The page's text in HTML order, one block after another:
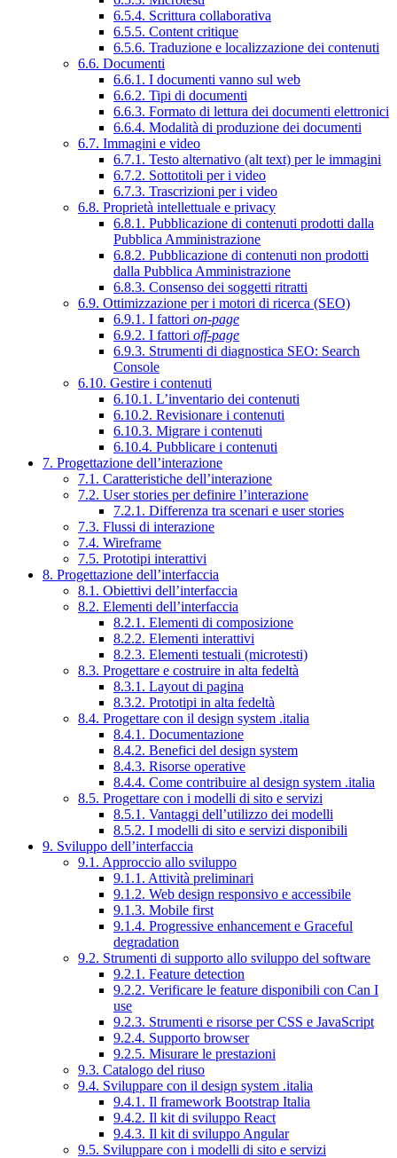
6.5.4. Scrittura collaborativa
6.5.5. Content critique
6.5.6. Traduzione e localizzazione dei contenuti
6.6. Documenti
6.6.1. I documenti vanno sul web
6.6.2. Tipi di documenti
6.6.3. Formato di lettura dei documenti elettronici
6.6.4. Modalità di produzione dei documenti
6.7. Immagini e video
6.7.1. Testo alternativo (alt text) per le immagini
6.7.2. Sottotitoli per i video
6.7.3. Trascrizioni per i video
6.8. Proprietà intellettuale e privacy
6.8.1. Pubblicazione di contenuti prodotti dalla
Pubblica Amministrazione
6.8.2. Pubblicazione di contenuti non prodotti
dalla Pubblica Amministrazione
6.8.3. Consenso dei soggetti ritratti
6.9. Ottimizzazione per i motori di ricerca (SEO)
6.9.1. I fattori on-page
6.9.2. I fattori off-page
6.9.3. Strumenti di diagnostica SEO: Search
Console
6.10. Gestire i contenuti
6.10.1. L’inventario dei contenuti
6.10.2. Revisionare i contenuti
6.10.3. Migrare i contenuti
6.10.4. Pubblicare i contenuti
7. Progettazione dell’interazione
7.1. Caratteristiche dell’interazione
7.2. User stories per definire l’interazione
7.2.1. Differenza tra scenari e user stories
7.3. Flussi di interazione
7.4. Wireframe
7.5. Prototipi interattivi
8. Progettazione dell’interfaccia
8.1. Obiettivi dell’interfaccia
8.2. Elementi dell’interfaccia
8.2.1. Elementi di composizione
8.2.2. Elementi interattivi
8.2.3. Elementi testuali (microtesti)
8.3. Progettare e costruire in alta fedeltà
8.3.1. Layout di pagina
8.3.2. Prototipi in alta fedeltà
8.4. Progettare con il design system .italia
8.4.1. Documentazione
8.4.2. Benefici del design system
8.4.3. Risorse operative
8.4.4. Come contribuire al design system .italia
8.5. Progettare con i modelli di sito e servizi
8.5.1. Vantaggi dell’utilizzo dei modelli
8.5.2. I modelli di sito e servizi disponibili
9. Sviluppo dell’interfaccia
9.1. Approccio allo sviluppo
9.1.1. Attività preliminari
9.1.2. Web design responsivo e accessibile
9.1.3. Mobile first
9.1.4. Progressive enhancement e Graceful
degradation
9.2. Strumenti di supporto allo sviluppo del software
9.2.1. Feature detection
9.2.2. Verificare le feature disponibili con Can I
use
9.2.3. Strumenti e risorse per CSS e JavaScript
9.2.4. Supporto browser
9.2.5. Misurare le prestazioni
9.3. Catalogo del riuso
9.4. Sviluppare con il design system .italia
9.4.1. Il framework Bootstrap Italia
9.4.2. Il kit di sviluppo React
9.4.3. Il kit di sviluppo Angular
9.5. Sviluppare con i modelli di sito e servizi